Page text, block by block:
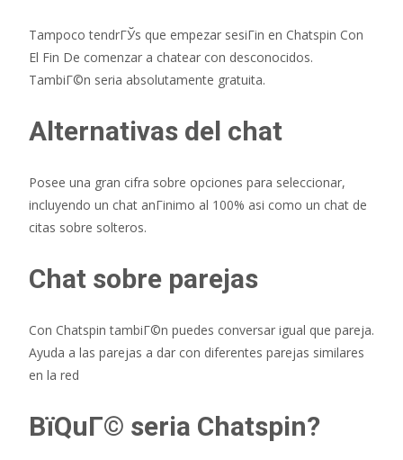
Tampoco tendrГЎs que empezar sesiГіn en Chatspin Con
El Fin De comenzar a chatear con desconocidos.
TambiГ©n seri­a absolutamente gratuita.
Alternativas del chat
Posee una gran cifra sobre opciones para seleccionar,
incluyendo un chat anГіnimo al 100% asi­ como un chat de
citas sobre solteros.
Chat sobre parejas
Con Chatspin tambiГ©n puedes conversar igual que pareja.
Ayuda a las parejas a dar con diferentes parejas similares
en la red
ВїQuГ© seri­a Chatspin?